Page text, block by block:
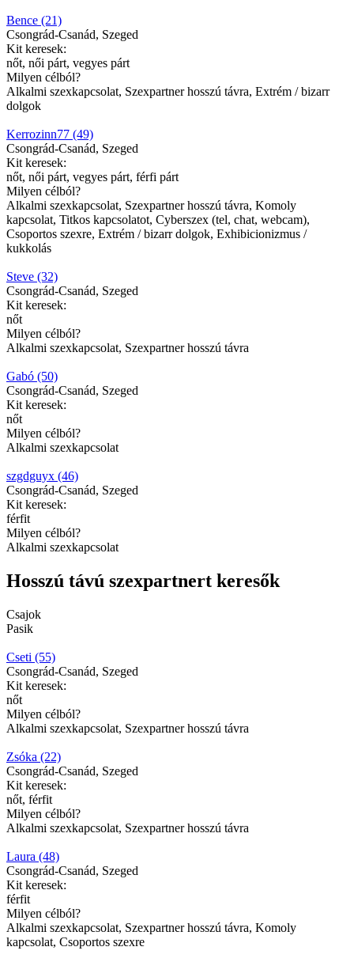
Bence (21)
Csongrád-Csanád, Szeged
Kit keresek:
nőt, női párt, vegyes párt
Milyen célból?
Alkalmi szexkapcsolat, Szexpartner hosszú távra, Extrém / bizarr
dolgok
Kerrozinn77 (49)
Csongrád-Csanád, Szeged
Kit keresek:
nőt, női párt, vegyes párt, férfi párt
Milyen célból?
Alkalmi szexkapcsolat, Szexpartner hosszú távra, Komoly
kapcsolat, Titkos kapcsolatot, Cyberszex (tel, chat, webcam),
Csoportos szexre, Extrém / bizarr dolgok, Exhibicionizmus /
kukkolás
Steve (32)
Csongrád-Csanád, Szeged
Kit keresek:
nőt
Milyen célból?
Alkalmi szexkapcsolat, Szexpartner hosszú távra
Gabó (50)
Csongrád-Csanád, Szeged
Kit keresek:
nőt
Milyen célból?
Alkalmi szexkapcsolat
szgdguyx (46)
Csongrád-Csanád, Szeged
Kit keresek:
férfit
Milyen célból?
Alkalmi szexkapcsolat
Hosszú távú szexpartnert keresők
Csajok
Pasik
Cseti (55)
Csongrád-Csanád, Szeged
Kit keresek:
nőt
Milyen célból?
Alkalmi szexkapcsolat, Szexpartner hosszú távra
Zsóka (22)
Csongrád-Csanád, Szeged
Kit keresek:
nőt, férfit
Milyen célból?
Alkalmi szexkapcsolat, Szexpartner hosszú távra
Laura (48)
Csongrád-Csanád, Szeged
Kit keresek:
férfit
Milyen célból?
Alkalmi szexkapcsolat, Szexpartner hosszú távra, Komoly
kapcsolat, Csoportos szexre